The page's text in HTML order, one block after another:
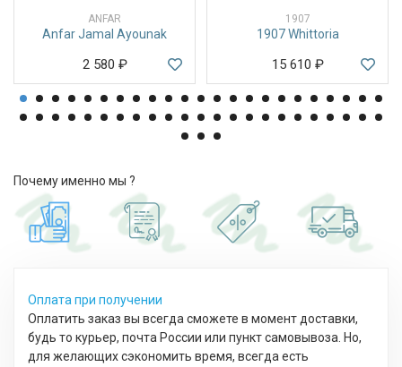
ANFAR
Anfar Jamal Ayounak
2 580 ₽
1907
1907 Whittoria
15 610 ₽
Почему именно мы ?
Оплата при получении
Оплатить заказ вы всегда сможете в момент доставки,
будь то курьер, почта России или пункт самовывоза. Но,
для желающих сэкономить время, всегда есть